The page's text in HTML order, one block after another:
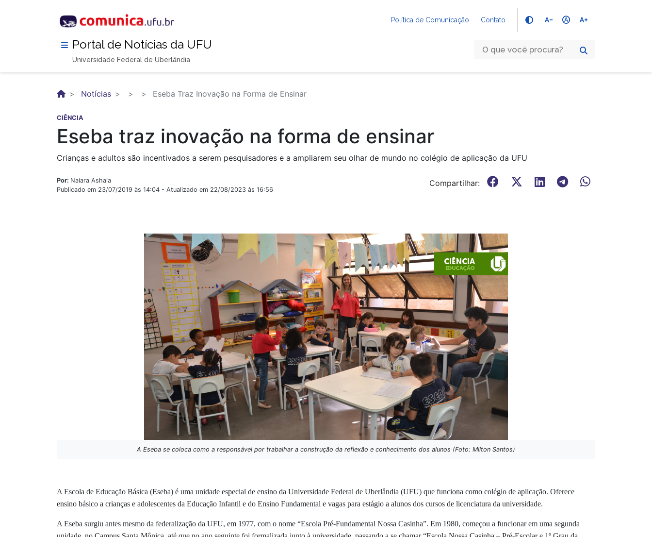
Política de Comunicação Contato text_decrease hdr_auto text_increase
Portal de Notícias da UFU
Universidade Federal de Uberlândia
Notícias Eseba Traz Inovação na Forma de Ensinar
CIÊNCIA
Eseba traz inovação na forma de ensinar
Crianças e adultos são incentivados a serem pesquisadores e a ampliarem seu olhar de mundo no colégio de aplicação da UFU
Por: Naiara Ashaia
Publicado em 23/07/2019 às 14:04 - Atualizado em 22/08/2023 às 16:56
Compartilhar:
A Eseba se coloca como a responsável por trabalhar a construção da reflexão e conhecimento dos alunos (Foto: Milton Santos)
A Escola de Educação Básica (Eseba) é uma unidade especial de ensino da Universidade Federal de Uberlândia (UFU) que funciona como colégio de aplicação. Oferece
ensino básico a crianças e adolescentes da Educação Infantil e do Ensino Fundamental e vagas para estágio a alunos dos cursos de licenciatura da universidade.
A Eseba surgiu antes mesmo da federalização da UFU, em 1977, com o nome “Escola Pré-Fundamental Nossa Casinha”. Em 1980, começou a funcionar em uma segunda